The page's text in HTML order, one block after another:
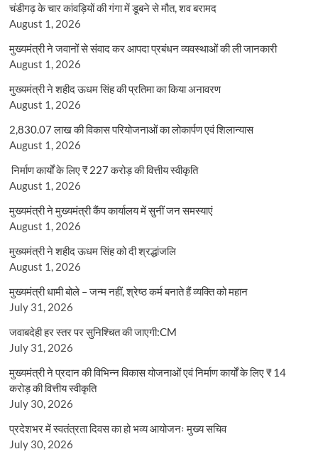
चंडीगढ़ के चार कांवड़ियों की गंगा में डूबने से मौत, शव बरामद
August 1, 2026
मुख्यमंत्री ने जवानों से संवाद कर आपदा प्रबंधन व्यवस्थाओं की ली जानकारी
August 1, 2026
मुख्यमंत्री ने शहीद ऊधम सिंह की प्रतिमा का किया अनावरण
August 1, 2026
2,830.07 लाख की विकास परियोजनाओं का लोकार्पण एवं शिलान्यास
August 1, 2026
निर्माण कार्यों के लिए ₹ 227 करोड़ की वित्तीय स्वीकृति
August 1, 2026
मुख्यमंत्री ने मुख्यमंत्री कैंप कार्यालय में सुनीं जन समस्याएं
August 1, 2026
मुख्यमंत्री ने शहीद ऊधम सिंह को दी श्रद्धांजलि
August 1, 2026
मुख्यमंत्री धामी बोले – जन्म नहीं, श्रेष्ठ कर्म बनाते हैं व्यक्ति को महान
July 31, 2026
जवाबदेही हर स्तर पर सुनिश्चित की जाएगी:CM
July 31, 2026
मुख्यमंत्री ने प्रदान की विभिन्न विकास योजनाओं एवं निर्माण कार्यों के लिए ₹ 14
करोड़ की वित्तीय स्वीकृति
July 30, 2026
प्रदेशभर में स्वतंत्रता दिवस का हो भव्य आयोजनः मुख्य सचिव
July 30, 2026